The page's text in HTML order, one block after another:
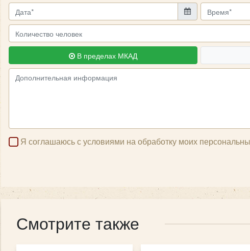
В пределах МКАД
Я соглашаюсь с условиями на обработку моих
Смотрите также